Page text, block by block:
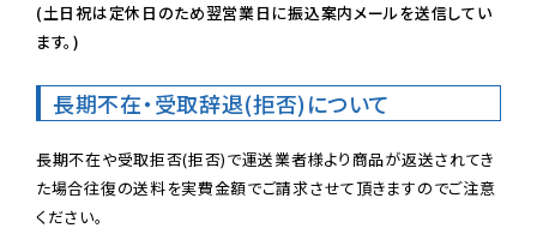
(土日祝は定休日のため翌営業日に振込案内メールを送信してい
ます。)
長期不在・受取辞退(拒否)について
長期不在や受取拒否(拒否)で運送業者様より商品が返送されてき
た場合往復の送料を実費金額でご請求させて頂きますのでご注意
ください。